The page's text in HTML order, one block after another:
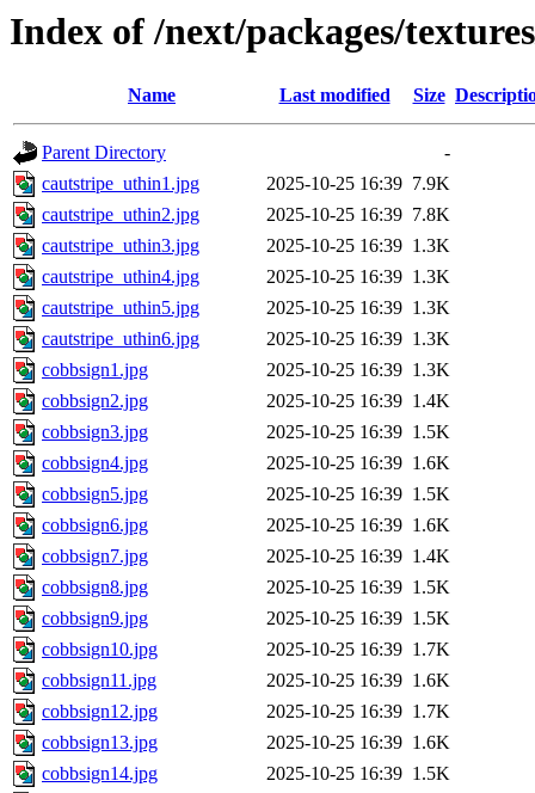
Index of /next/packages/
Name Last modified Size
Parent Directory
-
cautstripe_uthin1.jpg
2025-10-25 16:39 7.9K
cautstripe_uthin2.jpg
2025-10-25 16:39 7.8K
cautstripe_uthin3.jpg
2025-10-25 16:39 1.3K
cautstripe_uthin4.jpg
2025-10-25 16:39 1.3K
cautstripe_uthin5.jpg
2025-10-25 16:39 1.3K
cautstripe_uthin6.jpg
2025-10-25 16:39 1.3K
cobbsign1.jpg
2025-10-25 16:39 1.3K
cobbsign2.jpg
2025-10-25 16:39 1.4K
cobbsign3.jpg
2025-10-25 16:39 1.5K
cobbsign4.jpg
2025-10-25 16:39 1.6K
cobbsign5.jpg
2025-10-25 16:39 1.5K
cobbsign6.jpg
2025-10-25 16:39 1.6K
cobbsign7.jpg
2025-10-25 16:39 1.4K
cobbsign8.jpg
2025-10-25 16:39 1.5K
cobbsign9.jpg
2025-10-25 16:39 1.5K
cobbsign10.jpg
2025-10-25 16:39 1.7K
cobbsign11.jpg
2025-10-25 16:39 1.6K
cobbsign12.jpg
2025-10-25 16:39 1.7K
cobbsign13.jpg
2025-10-25 16:39 1.6K
cobbsign14.jpg
2025-10-25 16:39 1.5K